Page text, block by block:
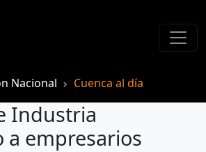
Nacional Cuenca al día
Industria
a empresarios